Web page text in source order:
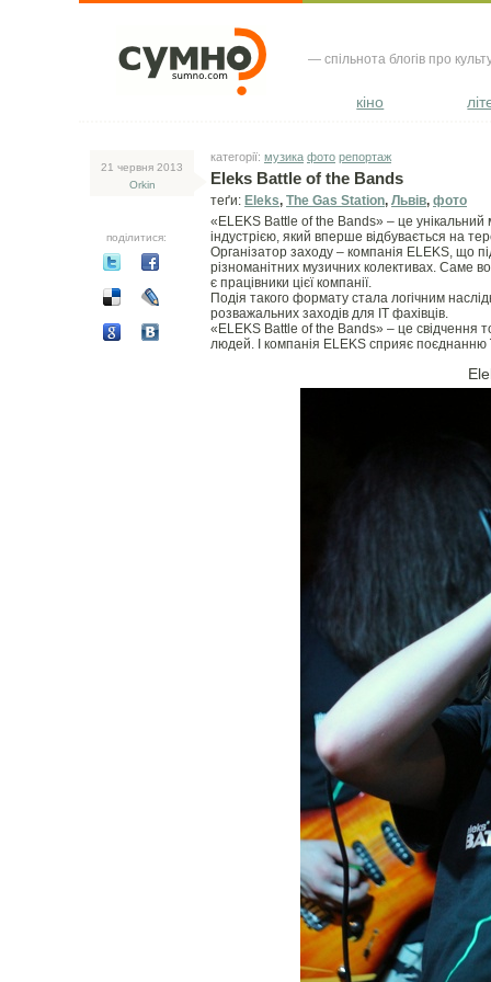
— спільнота блогів про
кіно
21 червня 2013
Orkin
поділитися:
категорії: музика фото репортаж
Eleks Battle of the Bands
теґи: Eleks, The Gas Station, Львів, фото
«ELEKS Battle of the Bands» – це унікальний
індустрією, який вперше відбувається на
Організатор заходу – компанія ELEKS, що
різноманітних музичних колективах. Саме
є працівники цієї компанії.
Подія такого формату стала логічним
розважальних заходів для ІТ фахівців.
«ELEKS Battle of the Bands» – це свідчення
людей. І компанія ELEKS сприяє поєднанню